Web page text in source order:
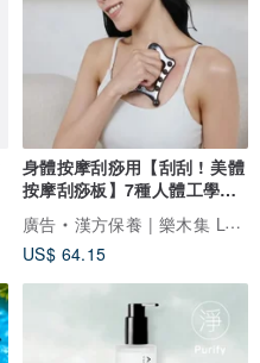
身體按摩刮痧用【刮刮 ! 美體
按摩刮痧板】7種人體工學曲
線按壓點
廣告
漢方保養 | 樂木集 LOMOJI
US$ 64.15